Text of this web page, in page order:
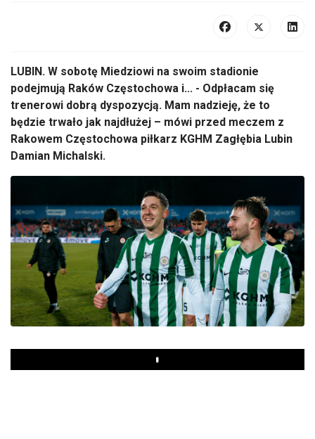
LUBIN. W sobotę Miedziowi na swoim stadionie
podejmują Raków Częstochowa i... - Odpłacam się
trenerowi dobrą dyspozycją. Mam nadzieję, że to
będzie trwało jak najdłużej – mówi przed meczem z
Rakowem Częstochowa piłkarz KGHM Zagłębia Lubin
Damian Michalski.
Play